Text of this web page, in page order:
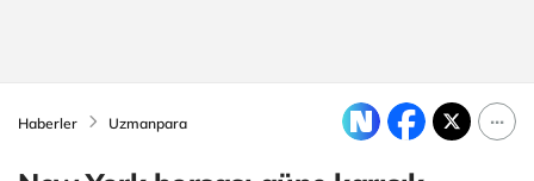
Haberler Uzmanpara